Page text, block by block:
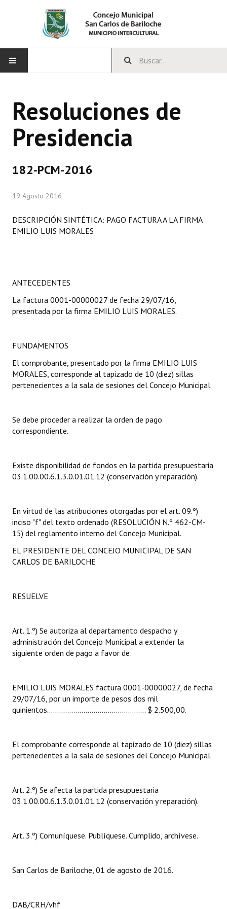
CONCEJO
Bloques Políticos
Comisiones Permanentes
Comisiones Especiales
Concejales Mandato Cumplido
Constitución Nacional
Constitución Provincial
Reglamento Interno
Digesto
Organigrama
Informes de Gestión
Dictámenes Asesoría Letrada
Informes de Unidad Coordinadora
Ejecución Presupuestaria
Actas de Audiencias Públicas
Resoluciones
INSTITUCIONAL
Antiguos Pobladores
Registros y Distinciones
Premio al Mérito - Registro
Mujeres que Dejaron Huellas - Registro
Resoluciones de
Presidencia
182-PCM-2016
19 Agosto 2016
DESCRIPCIÓN SINTÉTICA: PAGO FACTURA A LA FIRMA
EMILIO LUIS MORALES
ANTECEDENTES
La factura 0001-00000027 de fecha 29/07/16,
presentada por la firma EMILIO LUIS MORALES.
FUNDAMENTOS
El comprobante, presentado por la firma EMILIO LUIS
MORALES, corresponde al tapizado de 10 (diez) sillas
pertenecientes a la sala de sesiones del Concejo Municipal.
Se debe proceder a realizar la orden de pago
correspondiente.
Existe disponibilidad de fondos en la partida presupuestaria
03.1.00.00.6.1.3.0.01.01.12 (conservación y reparación).
En virtud de las atribuciones otorgadas por el art. 09.º)
inciso "f" del texto ordenado (RESOLUCIÓN N.º 462-CM-
15) del reglamento interno del Concejo Municipal.
EL PRESIDENTE DEL CONCEJO MUNICIPAL DE SAN
CARLOS DE BARILOCHE
RESUELVE
Art. 1.º) Se autoriza al departamento despacho y
administración del Concejo Municipal a extender la
siguiente orden de pago a favor de:
EMILIO LUIS MORALES factura 0001-00000027, de fecha
29/07/16, por un importe de pesos dos mil
quinientos................................................. $ 2.500,00.
El comprobante corresponde al tapizado de 10 (diez) sillas
pertenecientes a la sala de sesiones del Concejo Municipal.
Art. 2.º) Se afecta la partida presupuestaria
03.1.00.00.6.1.3.0.01.01.12 (conservación y reparación).
Art. 3.º) Comuníquese. Publíquese. Cumplido, archívese.
San Carlos de Bariloche, 01 de agosto de 2016.
DAB/CRH/vhf